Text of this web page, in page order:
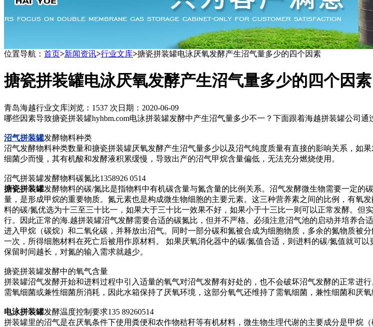
位置导航： 首页>新闻资讯>行业文库>搪瓷拼装罐电泳厌氧发酵产生沼气量多少的四个因素
搪瓷拼装罐电泳厌氧发酵产生沼气量多少的四个因素
青岛海越行业文库浏览：1537 次 日期：2020-06-09
哪些因素导致搪瓷拼装罐hyhbm.com电泳拼装罐发酵中产生沼气量多少不一？下面跟着海越拼装罐公司
沼气拼装罐发酵物料种类
沼气发酵物料种类数量和搪瓷拼装罐厌氧发酵产生沼气量多少以及沼气纯度质量有直接的影响关系，如
细菌少而慢，其有机酸和发酵液积累缓慢，导致出产的沼气甲烷含量偏低，无法充分燃烧使用。
沼气拼装罐发酵物料碳氮比1358926 0514
搪瓷拼装罐发酵物料的碳/氮比是指物料中有机碳含量与氮含量的比例关系。沼气发酵微生物需要一定
量，是形成甲烷的重要物质。氮元素也是构成微生物细胞的主要元素。这三种营养素之间的比例，有氧
料的碳/氮优选为十三至三十比一，如果大于三十比一效果不好，如果小于十三比一则可以正常发酵。
行。因此正常的海.越拼装罐沼气发酵需要合适的碳氮比，但并不严格。必须注意沼气池的启动并培养
进入甲烷（碳烷）和二氧化碳，并释放出沼气。同时一部分碳和氮被合成为细胞物质，多余的氮物质被
一次，所得细胞材料在死亡后被用作原材料。 如果厌氧消化器中的碳/氮值合适，则进料的碳/氮值就可
保留时间越长，对氮的输入需求就越少。
搪瓷拼装罐发酵中的氧气含量
拼装罐沼气发酵开始和进料过程中引入适量的氧气对沼气发酵有好处的，也不会破坏沼气发酵的正常进
需氧细菌或兼性细菌所消耗，因此水箱保持了厌氧环境，这部分氧气还维持了需氧细菌，兼性细菌和厌
电泳拼装罐发酵温度控制要求135 89260514
拼装罐里的沼气是在厌氧条件下使用粪便和农作物秸秆等有机材料，微生物生理代谢的主要成分是甲烷